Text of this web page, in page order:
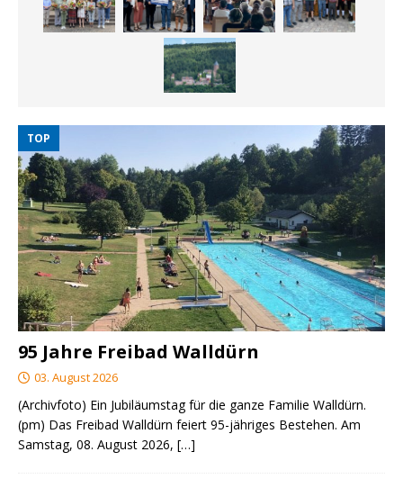
TOP
95 Jahre Freibad Walldürn
03. August 2026
(Archivfoto) Ein Jubiläumstag für die ganze Familie Walldürn.
(pm) Das Freibad Walldürn feiert 95-jähriges Bestehen. Am
Samstag, 08. August 2026, […]